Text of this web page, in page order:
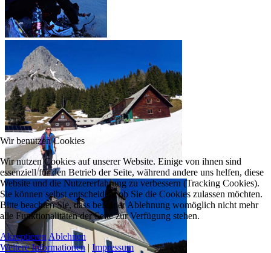
Wir benutzen Cookies
Wir nutzen Cookies auf unserer Website. Einige von ihnen sind
essenziell für den Betrieb der Seite, während andere uns helfen, diese
Website und die Nutzererfahrung zu verbessern (Tracking Cookies).
Sie können selbst entscheiden, ob Sie die Cookies zulassen möchten.
Bitte beachten Sie, dass bei einer Ablehnung womöglich nicht mehr
alle Funktionalitäten der Seite zur Verfügung stehen.
Akzeptieren Ablehnen
Weitere Informationen| Impressum